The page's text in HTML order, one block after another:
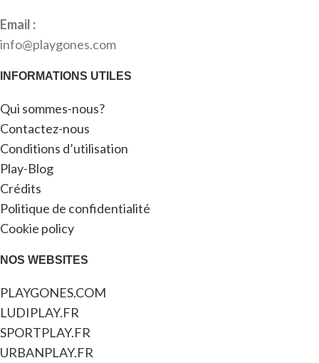
Email :
info@playgones.com
INFORMATIONS UTILES
Qui sommes-nous?
Contactez-nous
Conditions d’utilisation
Play-Blog
Crédits
Politique de confidentialité
Cookie policy
NOS WEBSITES
PLAYGONES.COM
LUDIPLAY.FR
SPORTPLAY.FR
URBANPLAY.FR